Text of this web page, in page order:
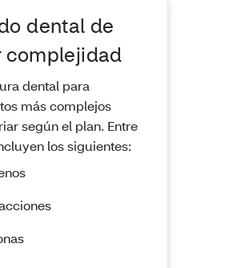
dental de
complejidad
dental para
más complejos
según el plan. Entre
los siguientes: